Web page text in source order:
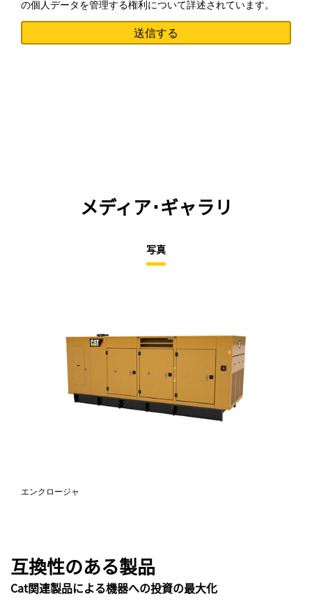
の個人データを管理する権利について詳述されています。
メディア･ギャラリ
写真
エンクロージャ
互換性のある製品
Cat関連製品による機器への投資の最大化